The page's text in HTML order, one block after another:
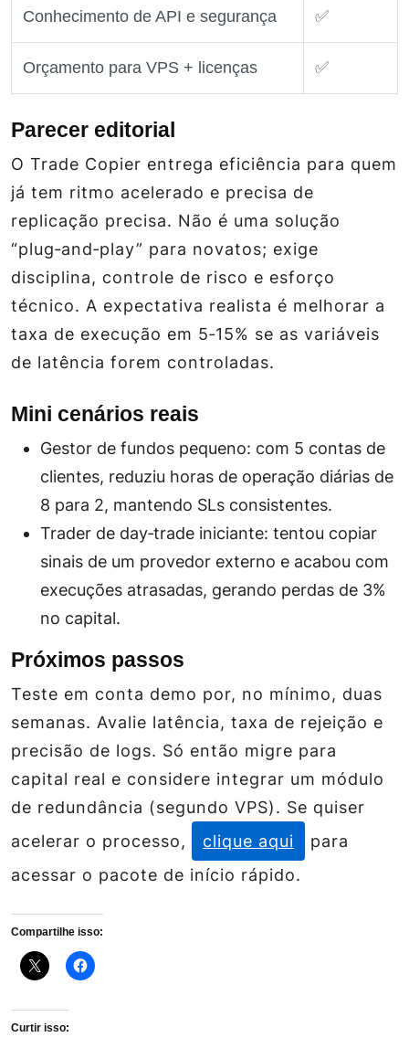
Conhecimento de API e segurança ✅
Orçamento para VPS + licenças ✅
Parecer editorial
O Trade Copier entrega eficiência para quem
já tem ritmo acelerado e precisa de
replicação precisa. Não é uma solução
“plug‑and‑play” para novatos; exige
disciplina, controle de risco e esforço
técnico. A expectativa realista é melhorar a
taxa de execução em 5‑15% se as variáveis
de latência forem controladas.
Mini cenários reais
Gestor de fundos pequeno: com 5 contas de
clientes, reduziu horas de operação diárias de
8 para 2, mantendo SLs consistentes.
Trader de day‑trade iniciante: tentou copiar
sinais de um provedor externo e acabou com
execuções atrasadas, gerando perdas de 3%
no capital.
Próximos passos
Teste em conta demo por, no mínimo, duas
semanas. Avalie latência, taxa de rejeição e
precisão de logs. Só então migre para
capital real e considere integrar um módulo
de redundância (segundo VPS). Se quiser
acelerar o processo,
clique aqui
para
acessar o pacote de início rápido.
Compartilhe isso:
Curtir isso: